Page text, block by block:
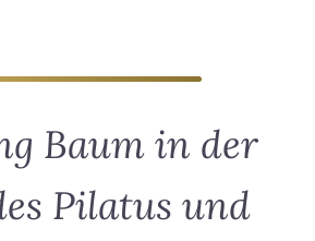
Baum in der
Pilatus und